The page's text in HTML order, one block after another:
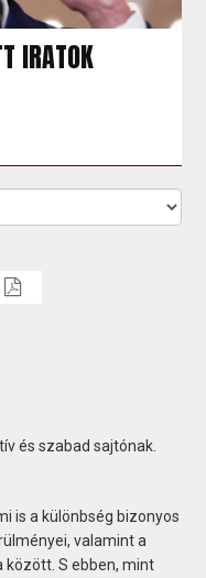
IRATOK
és szabad sajtónak.
is a különbség bizonyos
valamint a
között. S ebben, mint